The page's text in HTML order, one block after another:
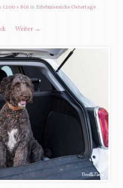
1200 × 801inErlebnisreiche Ostertage
Weiter →